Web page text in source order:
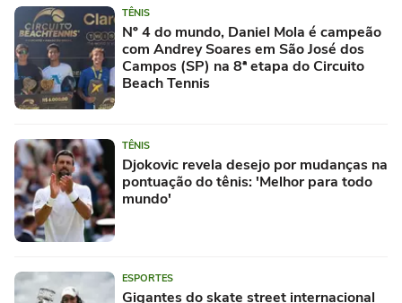
TÊNIS
Nº 4 do mundo, Daniel Mola é campeão
com Andrey Soares em São José dos
Campos (SP) na 8ª etapa do Circuito
Beach Tennis
TÊNIS
Djokovic revela desejo por mudanças na
pontuação do tênis: 'Melhor para todo
mundo'
ESPORTES
Gigantes do skate street internacional